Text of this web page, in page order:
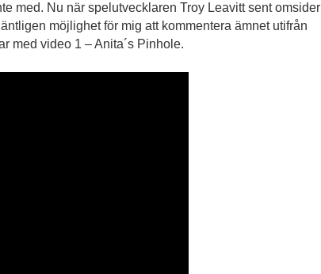
med. Nu när spelutvecklaren Troy Leavitt sent omsider
möjlighet för mig att kommentera ämnet utifrån
med video 1 – Anita´s Pinhole.